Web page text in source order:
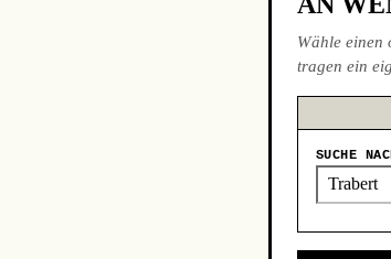
Wähle einen
tragen ein
SUCHE